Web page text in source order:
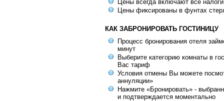
Цены всегда включают все
Цены фиксированы в фунтах
КАК ЗАБРОНИРОВАТЬ ГОСТИНИЦУ
Процесс бронирования отеля
минут
Выберите категорию комнаты в
Вас тариф
Условия отмены Вы можете
аннуляции»
Нажмите «Бронировать» -
и подтверждается моментально